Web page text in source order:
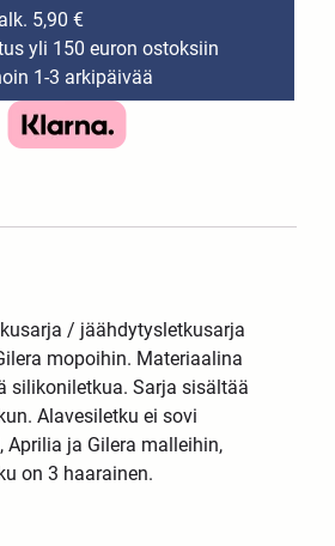
5,90 €
yli 150 euron ostoksiin
1-3 arkipäivää
/ jäähdytysletkusarja
mopoihin. Materiaalina
silikoniletkua. Sarja sisältää
Alavesiletku ei sovi
Aprilia ja Gilera malleihin,
on 3 haarainen.